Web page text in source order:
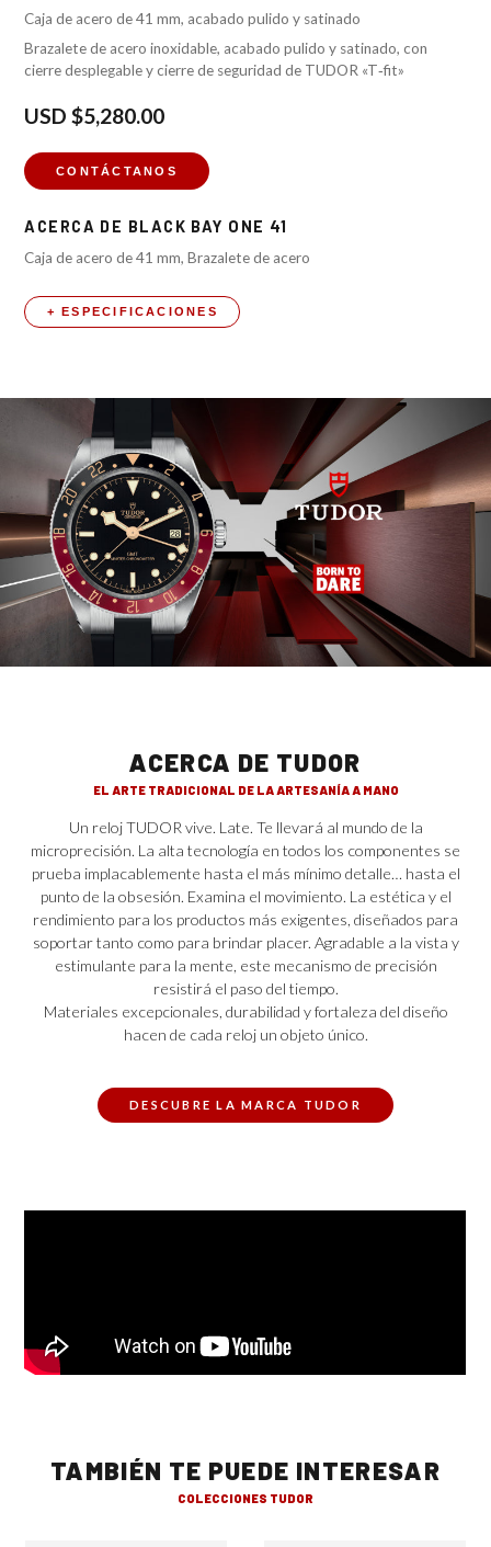
Caja de acero de 41 mm, acabado pulido y satinado
Brazalete de acero inoxidable, acabado pulido y satinado, con
cierre desplegable y cierre de seguridad de TUDOR «T‑fit»
USD$5,280.00
CONTÁCTANOS
ACERCA DE BLACK BAY ONE 41
Caja de acero de 41 mm, Brazalete de acero
+ ESPECIFICACIONES
ACERCA DE TUDOR
EL ARTE TRADICIONAL DE LA ARTESANÍA A MANO
Un reloj TUDOR vive. Late. Te llevará al mundo de la
microprecisión. La alta tecnología en todos los componentes se
prueba implacablemente hasta el más mínimo detalle… hasta el
punto de la obsesión. Examina el movimiento. La estética y el
rendimiento para los productos más exigentes, diseñados para
soportar tanto como para brindar placer. Agradable a la vista y
estimulante para la mente, este mecanismo de precisión
resistirá el paso del tiempo.
Materiales excepcionales, durabilidad y fortaleza del diseño
hacen de cada reloj un objeto único.
DESCUBRE LA MARCA TUDOR
TAMBIÉN TE PUEDE INTERESAR
COLECCIONES TUDOR